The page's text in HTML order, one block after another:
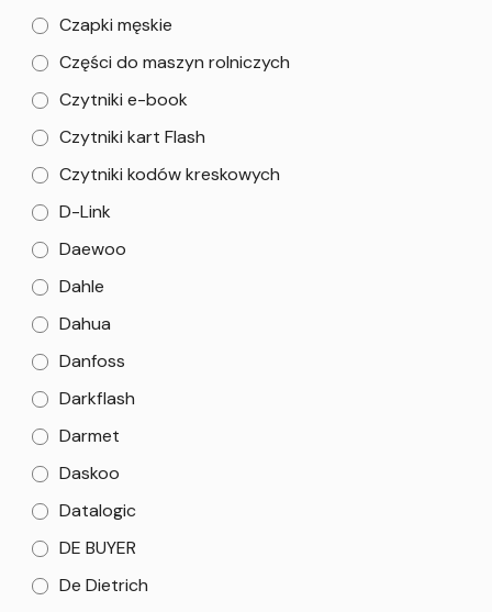
Czapki męskie
Części do maszyn rolniczych
Czytniki e-book
Czytniki kart Flash
Czytniki kodów kreskowych
D-Link
Daewoo
Dahle
Dahua
Danfoss
Darkflash
Darmet
Daskoo
Datalogic
DE BUYER
De Dietrich